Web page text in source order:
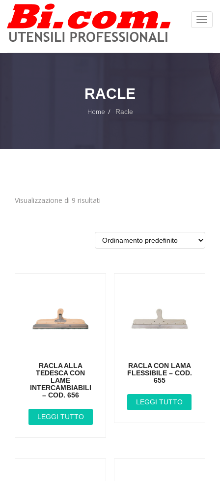
RACLE
Home Racle
Visualizzazione di 9 risultati
RACLA ALLA
TEDESCA CON
LAME
INTERCAMBIABILI
– COD. 656
LEGGI TUTTO
RACLA CON LAMA
FLESSIBILE – COD.
655
LEGGI TUTTO